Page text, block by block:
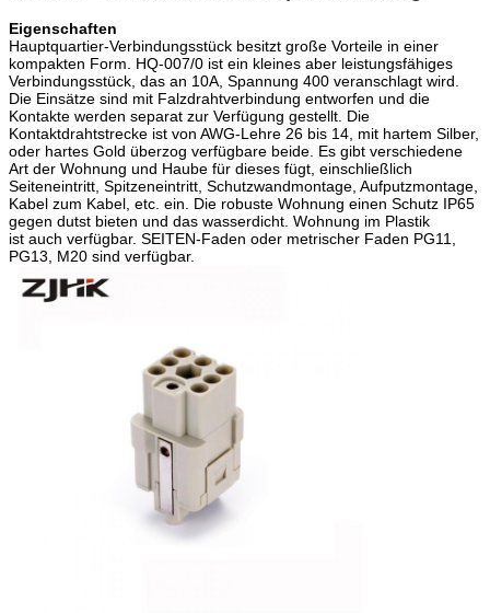
Eigenschaften
Hauptquartier-Verbindungsstück besitzt große Vorteile in einer
kompakten Form. HQ-007/0 ist ein kleines aber leistungsfähiges
Verbindungsstück, das an 10A, Spannung 400 veranschlagt wird.
Die Einsätze sind mit Falzdrahtverbindung entworfen und die
Kontakte werden separat zur Verfügung gestellt. Die
Kontaktdrahtstrecke ist von AWG-Lehre 26 bis 14, mit hartem Silber,
oder hartes Gold überzog verfügbare beide. Es gibt verschiedene
Art der Wohnung und Haube für dieses fügt, einschließlich
Seiteneintritt, Spitzeneintritt, Schutzwandmontage, Aufputzmontage,
Kabel zum Kabel, etc. ein. Die robuste Wohnung einen Schutz IP65
gegen dutst bieten und das wasserdicht. Wohnung im Plastik
ist auch verfügbar. SEITEN-Faden oder metrischer Faden PG11,
PG13, M20 sind verfügbar.